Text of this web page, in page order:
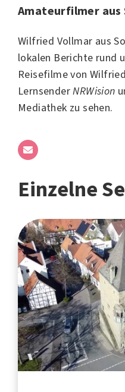
Amateurfilmer aus
Wilfried Vollmar aus
lokalen Berichte rund
Reisefilme von
LernsenderNRWision
Mediathek zu sehen.
Einzelne